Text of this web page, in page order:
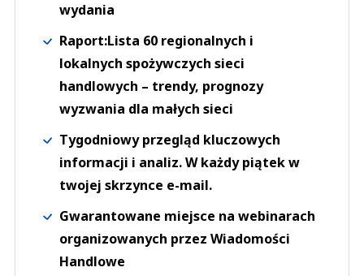
wydania
Raport:Lista 60 regionalnych i
lokalnych spożywczych sieci
handlowych – trendy, prognozy
wyzwania dla małych sieci
Tygodniowy przegląd kluczowych
informacji i analiz. W każdy piątek w
twojej skrzynce e-mail.
Gwarantowane miejsce na webinarach
organizowanych przez Wiadomości
Handlowe